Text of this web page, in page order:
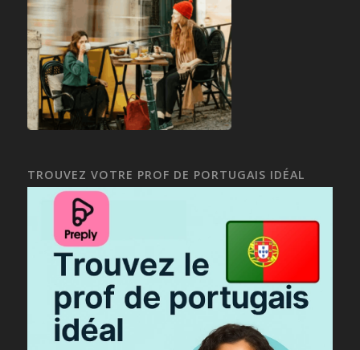
TROUVEZ VOTRE PROF DE PORTUGAIS IDÉAL